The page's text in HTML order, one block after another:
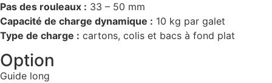
Pas des rouleaux : 33 – 50 mm
Capacité de charge dynamique : 10 kg par galet
Type de charge : cartons, colis et bacs à fond plat
Option
Guide long